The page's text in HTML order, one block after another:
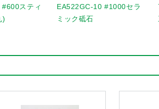
スティ
)
EA522GC-10 #1000セラ
ミック砥石